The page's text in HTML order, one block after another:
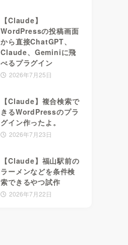
【Claude】
WordPressの投稿画面
から直接ChatGPT、
Claude、Geminiに飛
べるプラグイン
2026年7月25日
【Claude】複合検索で
きるWordPressのプラ
グイン作ったよ。
2026年7月23日
【Claude】福山駅前の
ラーメンなどを条件検
索できるやつ試作
2026年7月22日